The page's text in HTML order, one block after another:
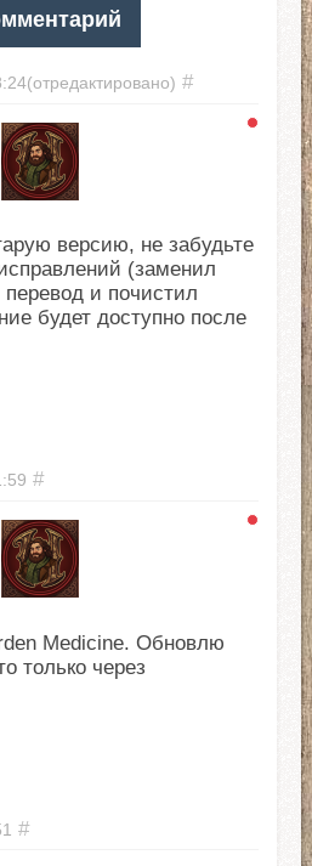
(отредактировано) #
версию, не забудьте
(заменил
перевод и почистил
будет доступно после
#
Medicine. Обновлю
только через
#